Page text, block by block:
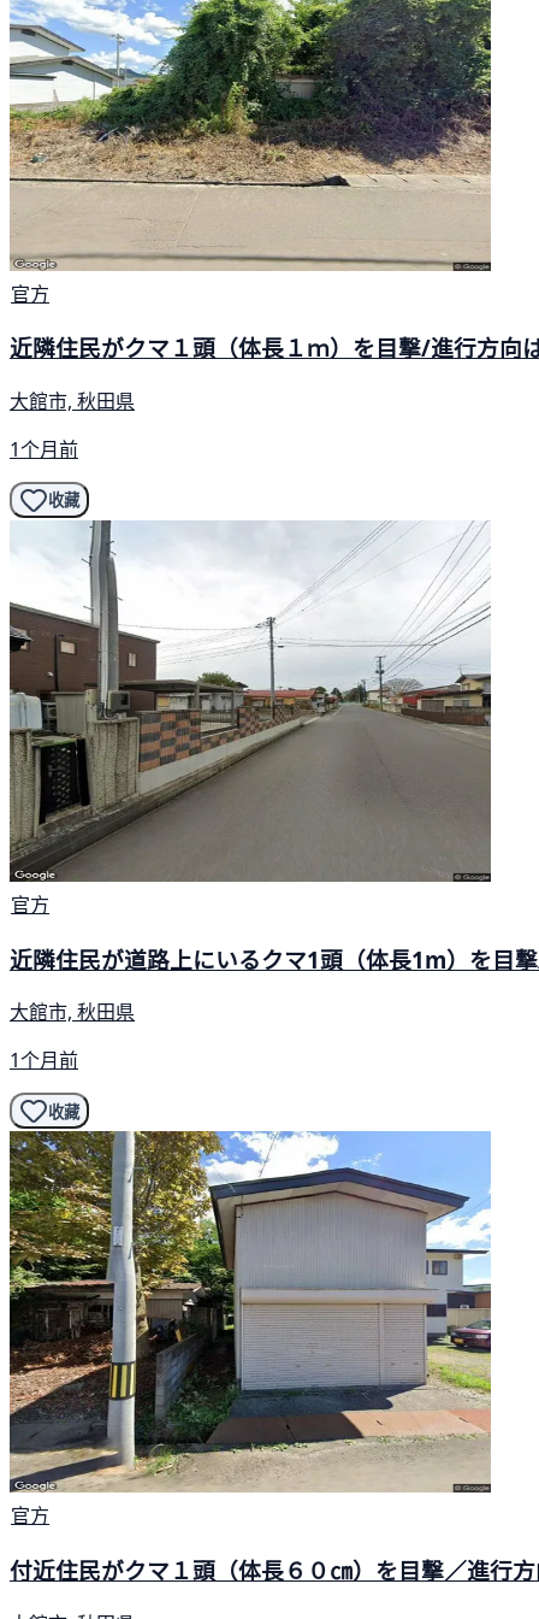
官方
近隣住民がクマ１頭（体長１ｍ）を目撃/進行方向
大館市, 秋田県
1个月前
收藏
官方
近隣住民が道路上にいるクマ1頭（体長1m）を目
大館市, 秋田県
1个月前
收藏
官方
付近住民がクマ１頭（体長６０㎝）を目撃／進行